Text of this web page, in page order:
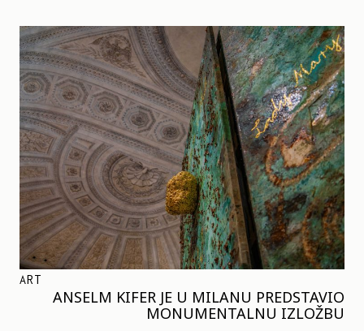
ART
ANSELM KIFER JE U MILANU PREDSTAVIO
MONUMENTALNU IZLOŽBU